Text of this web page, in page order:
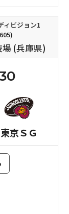
ィビジョン1
(兵庫県)
東京ＳＧ